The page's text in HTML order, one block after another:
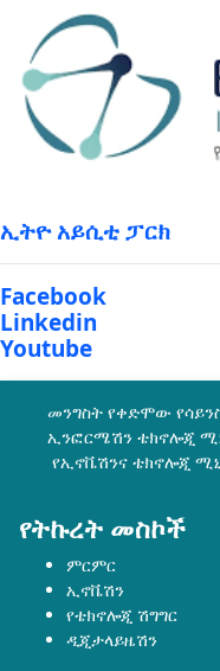
ኢትዮ አይሲቲ ፓርክ
Facebook
Linkedin
Youtube
መንግስት የቀድሞው
ኢንፎርሜሽን ቴክኖሎጂ
የኢኖቬሽንና ቴክኖሎጂ
የትኩረት መስኮች
ምርምር
ኢኖቬሽን
የቴክኖሎጂ ሽግግር
ዲጂታላይዜሽን